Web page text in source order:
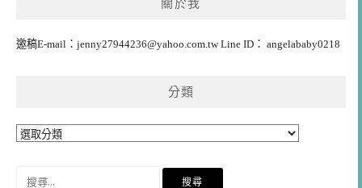
關於我
邀稿E-mail： jenny27944236@yahoo.com.twLine ID： angelababy0218
分類
分